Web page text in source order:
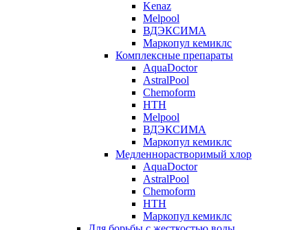
Kenaz
Melpool
ВДЭКСИМА
Маркопул кемиклс
Комплексные препараты
AquaDoctor
AstralPool
Chemoform
HTH
Melpool
ВДЭКСИМА
Маркопул кемиклс
Медленнорастворимый хлор
AquaDoctor
AstralPool
Chemoform
HTH
Маркопул кемиклс